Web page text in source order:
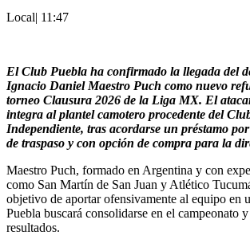
Local| 11:47
El Club Puebla ha confirmado la llegada del
Ignacio Daniel Maestro Puch como nuevo
torneo Clausura 2026 de la Liga MX. El
integra al plantel camotero procedente del
Independiente, tras acordarse un préstamo
de traspaso y con opción de compra para la
Maestro Puch, formado en Argentina y con
como San Martín de San Juan y Atlético
objetivo de aportar ofensivamente al equipo en
Puebla buscará consolidarse en el campeonato
resultados.